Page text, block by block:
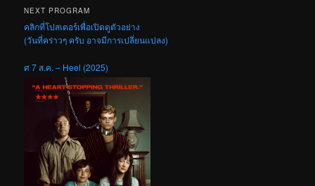
NEXT PROGRAM
คลิกที่โปสเตอร์เพื่อเปิดดูตัวอย่าง
(วันที่คร่าวๆ ครับ อาจมีการเปลี่ยนแปลง)
ศ 7 ส.ค. – Heel (2025)